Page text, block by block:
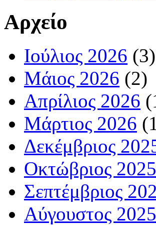
Αρχείο
Ιούλιος 2026 (3)
Μάιος 2026 (2)
Απρίλιος 2026
Μάρτιος 2026
Δεκέμβριος
Οκτώβριος 2025
Σεπτέμβριος
Αύγουστος 2025